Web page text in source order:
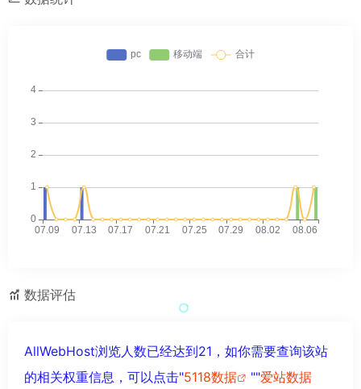
数据评估
AllWebHost浏览人数已经达到21，如你需要查询该站
的相关权重信息，可以点击"5118数据 ""爱站数据